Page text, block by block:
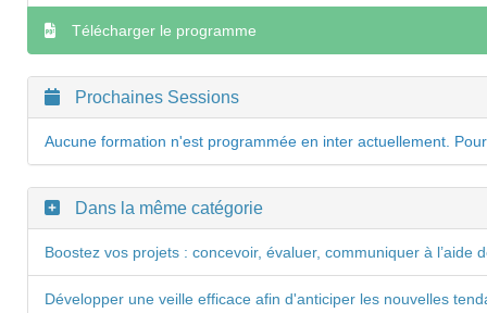
Télécharger le programme
Prochaines Sessions
Aucune formation n'est programmée en inter actuellement.
Dans la même catégorie
Boostez vos projets : concevoir, évaluer, communiquer à l’aide
Développer une veille efficace afin d'anticiper les nouvelles